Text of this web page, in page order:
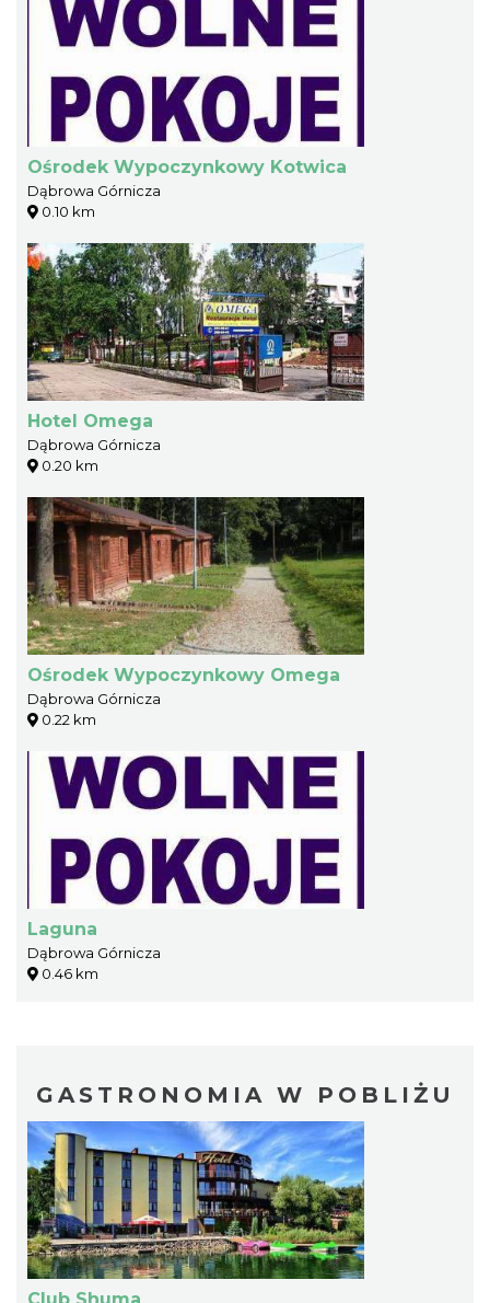
Ośrodek Wypoczynkowy Kotwica
Dąbrowa Górnicza
0.10 km
Hotel Omega
Dąbrowa Górnicza
0.20 km
Ośrodek Wypoczynkowy Omega
Dąbrowa Górnicza
0.22 km
Laguna
Dąbrowa Górnicza
0.46 km
GASTRONOMIA W POBLIŻU